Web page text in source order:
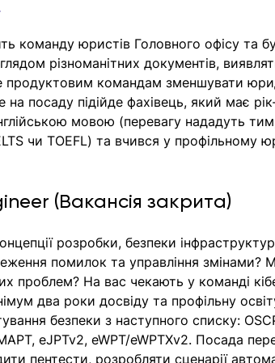
команду юристів Головного офісу та
різноманітних документів,
продуктовим командам зменшувати
посаду підійде фахівець, який має
мовою (перевагу нададуть
чи TOEFL) та вчився у профільному
(Вакансія закрита)
розробки, безпеки
помилок та управління змінами?
проблем? На вас чекають у команді
два роки досвіду та профільну
безпеки з наступного списку:
eJPTv2, eWPT/eWPTXv2. Посада
пентести, розробляти сценарії